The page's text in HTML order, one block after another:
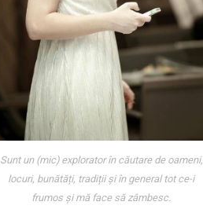
Sunt un (mic) explorator în căutare de oameni,
locuri, bunătăți, tradiții și în general tot ce-i
frumos și mă face să zâmbesc.